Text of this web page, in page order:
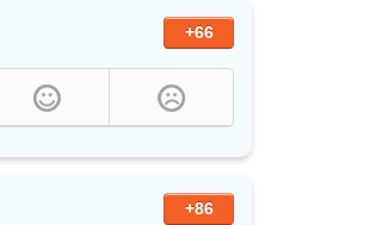
+66
+86